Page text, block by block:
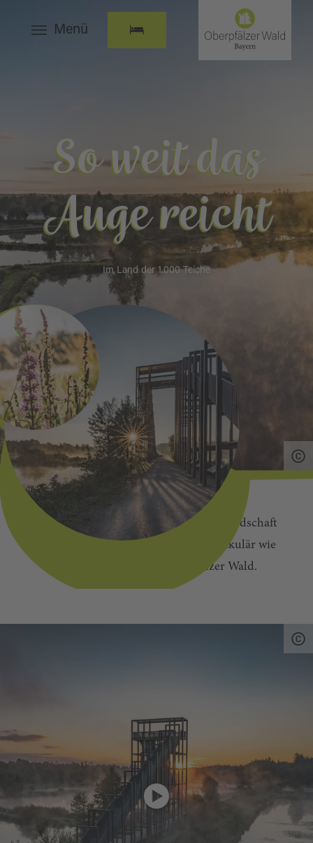
Menü
So weit das
Auge reicht
Im Land der 1.000 Teiche
Der Mensch hat schon immer die Landschaft
geprägt. Doch selten ist sie so spektakulär wie
die Teichlandschaft im Oberpfälzer Wald.